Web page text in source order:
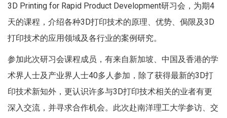
3D Printing for Rapid Product Development研习会，为期4
天的课程，介绍各种3D打印技术的原理、优势、侷限及3D
打印技术的应用领域及各行业的案例研究。
参加此次研习会课程成员，有来自新加坡、中国及香港的学
术界人士及产业界人士40多人参加，除了获得最新的3D打
印技术新知外，更认识许多与3D打印技术相关的业者有更
深入交流，并寻求合作机会。此次赴南洋理工大学参访、交